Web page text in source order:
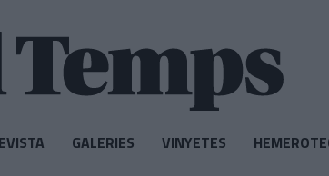
GALERIES VINYETES